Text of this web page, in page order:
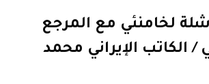
لخامنئي مع المرجع
/ الكاتب الإيراني محمد